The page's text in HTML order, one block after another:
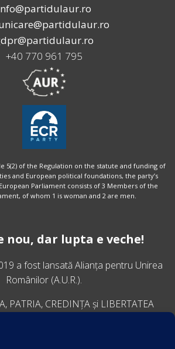
+40 770 961 795
5(2) of the Regulation on the statute and funding of
and European political foundations, the party’s
Parliament consists of 3 Members of the
of whom 1 is woman and 2 are men.
nou, dar lupta e veche!
a fost lansatăAlianța pentru Unirea
Românilor (A.U.R.).
PATRIA, CREDINȚA și LIBERTATEA